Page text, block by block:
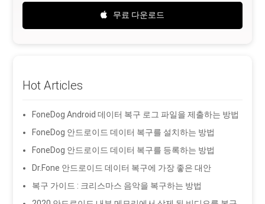
무료 다운로드
Hot Articles
FoneDog Android 데이터 복구 로그 파일을 제출하는 방법
FoneDog 안드로이드 데이터 복구를 설치하는 방법
FoneDog 안드로이드 데이터 복구를 등록하는 방법
Dr.Fone 안드로이드 데이터 복구에 가장 좋은 대안
복구 가이드 : 크리스마스 음악을 복구하는 방법